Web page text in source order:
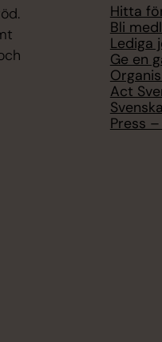
Hitta
Bli
Lediga
Ge en
Act
Press